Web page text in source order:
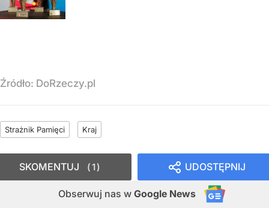
Źródło: DoRzeczy.pl
Strażnik Pamięci Kraj
UDOSTĘPNIJ
Obserwuj nas w Google News
SKOMENTUJ 1